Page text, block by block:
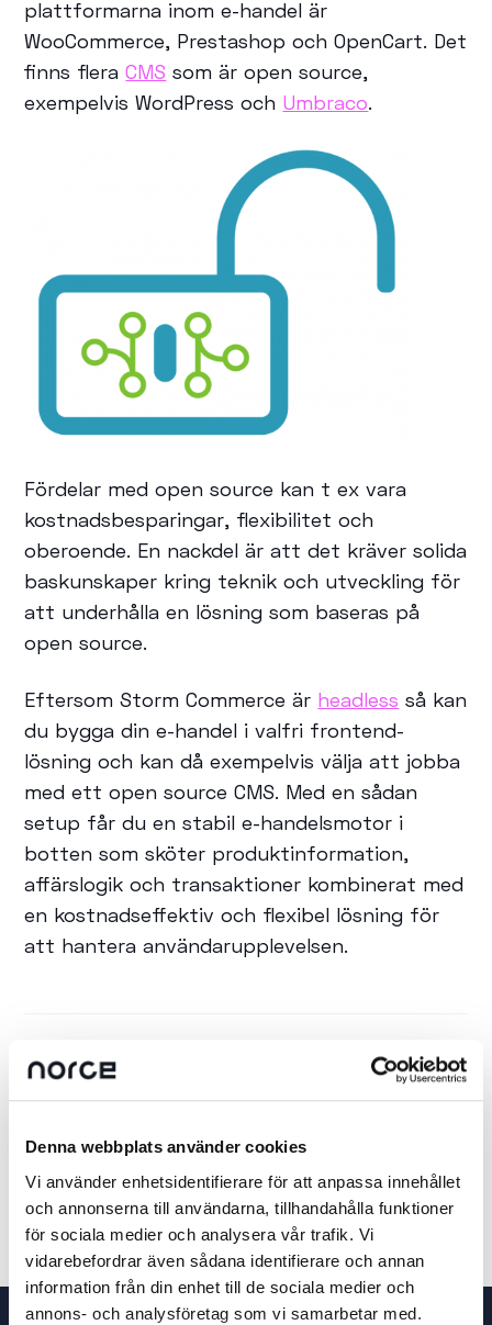
Denna webbplats använder cookies
Vi använder enhetsidentifierare för att anpassa innehållet
och annonserna till användarna, tillhandahålla funktioner
för sociala medier och analysera vår trafik. Vi
vidarebefordrar även sådana identifierare och annan
information från din enhet till de sociala medier och
annons- och analysföretag som vi samarbetar med.
plattformarna inom e-handel är
WooCommerce, Prestashop och OpenCart. Det
finns fleraCMS som är open source,
exempelvis WordPress och Umbraco.
Fördelar med open source kan t ex vara
kostnadsbesparingar, flexibilitet och
oberoende. En nackdel är att det kräver solida
baskunskaper kring teknik och utveckling för
att underhålla en lösning som baseras på
open source.
Eftersom Storm Commerce är headless så kan
du bygga din e-handel i valfri frontend-
lösning och kan då exempelvis välja att jobba
med ett open source CMS. Med en sådan
setup får du en stabil e-handelsmotor i
botten som sköter produktinformation,
affärslogik och transaktioner kombinerat med
en kostnadseffektiv och flexibel lösning för
att hantera användarupplevelsen.